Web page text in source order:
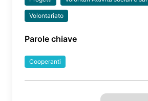
Volontariato
Parole chiave
Cooperanti